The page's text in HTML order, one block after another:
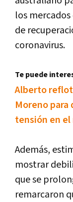
los
de
coronavirus.
Te puede
Alberto
Moreno para
tensión en
Además,
mostrar
que se
remarcaron